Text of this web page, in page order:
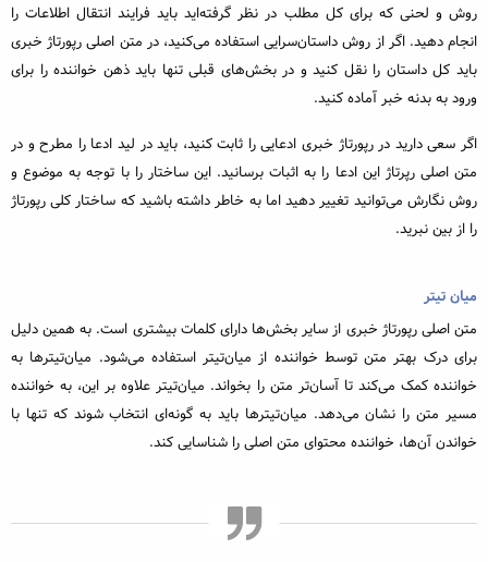
روش و لحنی که برای کل مطلب در نظر گرفته‌اید باید فرایند انتقال اطلاعات را
انجام دهید. اگر از روش داستان‌سرایی استفاده می‌کنید، در متن اصلی رپورتاژ خبری
باید کل داستان را نقل کنید و در بخش‌‌های قبلی تنها باید ذهن خواننده را برای
ورود به بدنه خبر آماده کنید.
اگر سعی دارید در رپورتاژ خبری ادعایی را ثابت کنید، باید در لید ادعا را مطرح و در
متن اصلی رپرتاژ این ادعا را به اثبات برسانید. این ساختار را با توجه به موضوع و
روش نگارش می‌توانید تغییر دهید اما به خاطر داشته باشید که ساختار کلی رپورتاژ
را از بین نبرید.
میان تیتر
متن اصلی رپورتاژ خبری از سایر بخش‌ها دارای کلمات بیشتری است. به همین دلیل
برای درک بهتر متن توسط خواننده از میان‌تیتر استفاده می‌شود. میان‌تیترها به
خواننده کمک می‌کند تا آسان‌تر متن را بخواند. میان‌تیتر علاوه بر این، به خواننده
مسیر متن را نشان می‌دهد. میان‌تیترها باید به گونه‌ای انتخاب شوند که تنها با
خواندن آن‌ها، خواننده محتوای متن اصلی را شناسایی کند.